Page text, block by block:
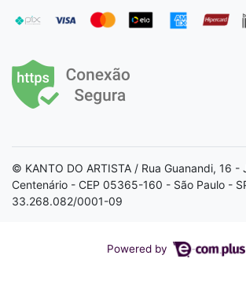
© KANTO DO ARTISTA / Rua Guanandi, 16 -
Centenário - CEP 05365-160 - São Paulo -
33.268.082/0001-09
Powered by